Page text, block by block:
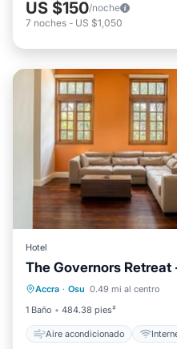
US $150/noche
7 noches - US $1,050
Hotel
The Governors Retreat
Accra · Osu 0.49 mi al centro
1 Baño
484.38 pies²
Aire acondicionado
Aire acondicionado
Se admiten mascotas